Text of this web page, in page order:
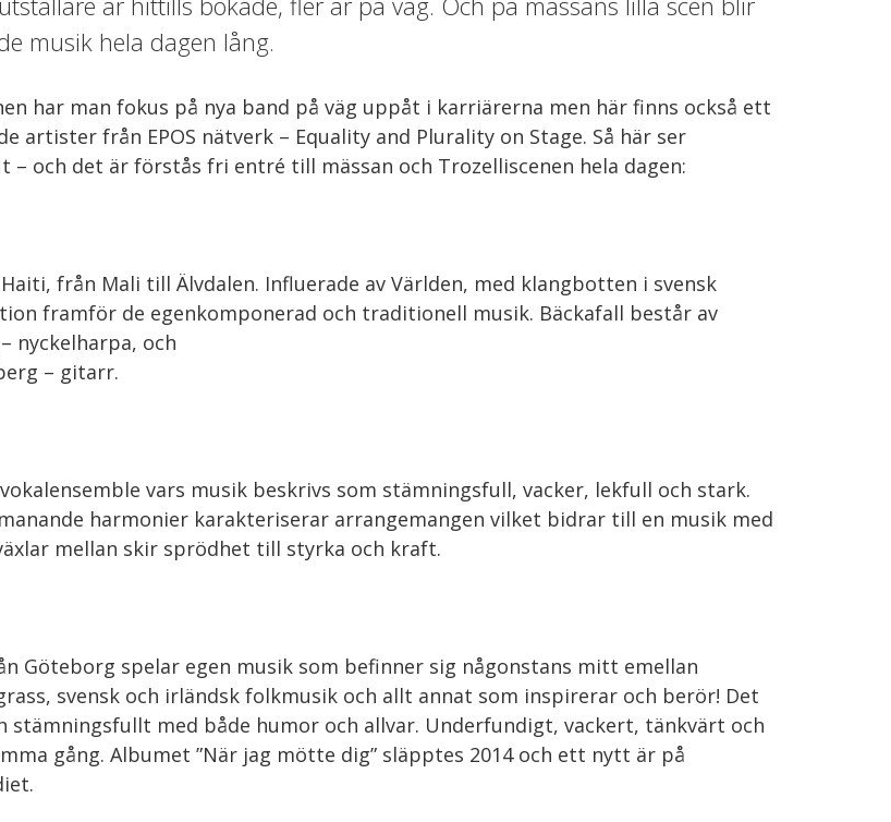
musik hela dagen lång.
har man fokus på nya band på väg uppåt i karriärerna men här finns också ett
artister från EPOS nätverk – Equality and Plurality on Stage. Så här ser
– och det är förstås fri entré till mässan och Trozelliscenen hela dagen:
från Mali till Älvdalen. Influerade av Världen, med klangbotten i svensk
framför de egenkomponerad och traditionell musik. Bäckafall består av
nyckelharpa, och
– gitarr.
vars musik beskrivs som stämningsfull, vacker, lekfull och stark.
harmonier karakteriserar arrangemangen vilket bidrar till en musik med
mellan skir sprödhet till styrka och kraft.
Göteborg spelar egen musik som befinner sig någonstans mitt emellan
svensk och irländsk folkmusik och allt annat som inspirerar och berör! Det
stämningsfullt med både humor och allvar. Underfundigt, vackert, tänkvärt och
gång. Albumet ”När jag mötte dig” släpptes 2014 och ett nytt är på